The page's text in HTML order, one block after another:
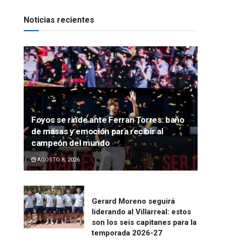
Noticias recientes
Foyos se rinde ante Ferran Torres: baño
de masas y emoción para recibir al
campeón del mundo
AGOSTO 8, 2026
Gerard Moreno seguirá
liderando al Villarreal: estos
son los seis capitanes para la
temporada 2026-27